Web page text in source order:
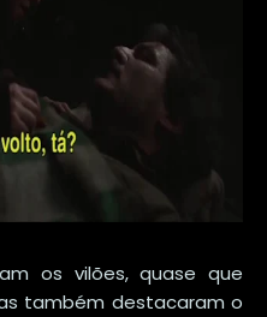
os vilões, quase que
também destacaram o